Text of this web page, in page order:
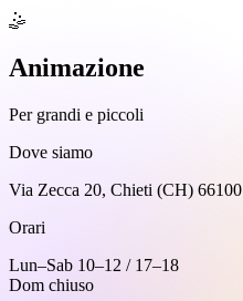
🤹
Animazione
Per grandi e piccoli
Dove siamo
Via Zecca 20, Chieti (CH) 66100
Orari
Lun–Sab 10–12 / 17–18
Dom chiuso